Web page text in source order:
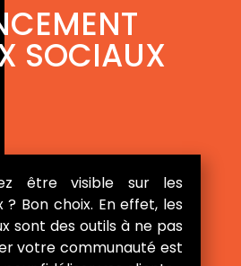
SOCIAUX
être visible sur les
? Bon choix. En effet, les
sont des outils à ne pas
votre communauté est